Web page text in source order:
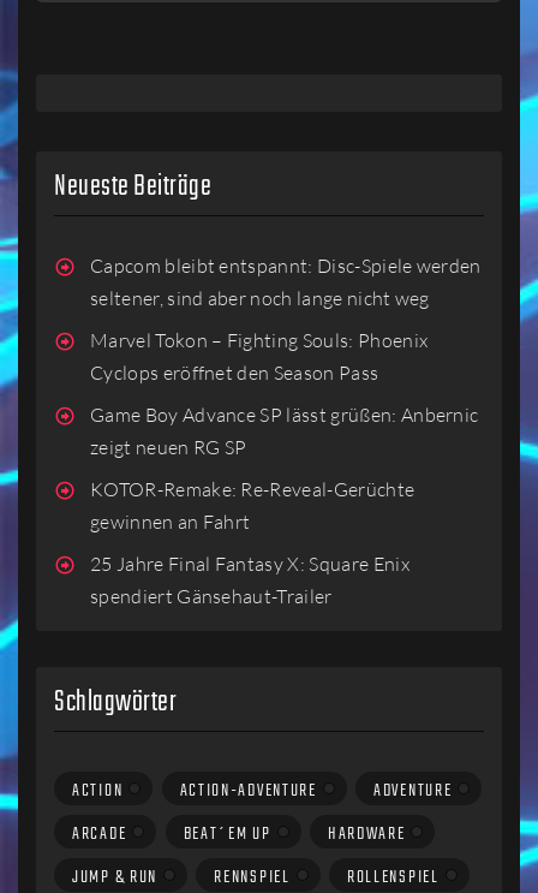
Neueste Beiträge
Capcom bleibt entspannt: Disc-Spiele werden
seltener, sind aber noch lange nicht weg
Marvel Tokon – Fighting Souls: Phoenix
Cyclops eröffnet den Season Pass
Game Boy Advance SP lässt grüßen: Anbernic
zeigt neuen RG SP
KOTOR-Remake: Re-Reveal-Gerüchte
gewinnen an Fahrt
25 Jahre Final Fantasy X: Square Enix
spendiert Gänsehaut-Trailer
Schlagwörter
ACTION ACTION-ADVENTURE
ADVENTURE
ARCADE
BEAT´EM UP
HARDWARE
JUMP & RUN
RENNSPIEL
ROLLENSPIEL